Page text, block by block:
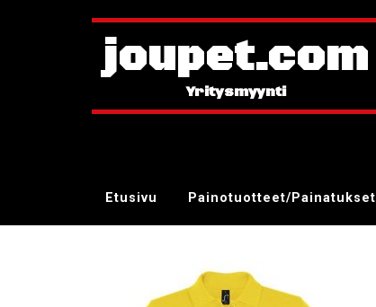
joupet.com
Etusivu Painotuotteet/Painatukset